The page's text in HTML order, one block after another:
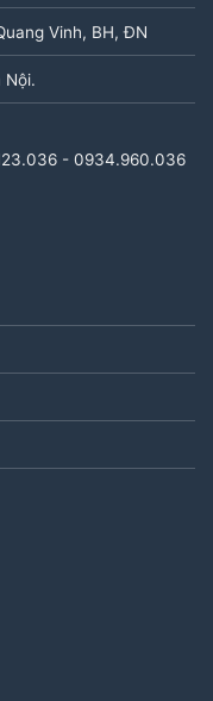
Vinh, BH, ĐN
Nội.
- 0934.960.036